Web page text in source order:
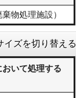
物処理施設）
イズを切り替える
いて処理する